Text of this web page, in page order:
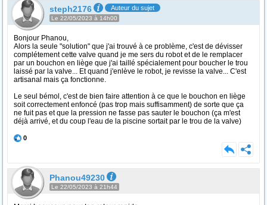
steph2176 Auteur du sujet
Le 22/05/2023 à 14h00
Bonjour Phanou,
Alors la seule "solution" que j'ai trouvé à ce problème, c'est de dévisser
complétement cette valve quand je me sers du robot et de le remplacer
par un bouchon en liège que j'ai taillé spécialement pour boucher le trou
laissé par la valve... Et quand j'enlève le robot, je revisse la valve... C'est
artisanal mais ça fonctionne.
Le seul bémol, c'est de bien faire attention à ce que le bouchon en liège
soit correctement enfoncé (pas trop mais suffisamment) de sorte que ça
ne fuit pas et que la pression ne fasse pas sauter le bouchon (ça m'est
déjà arrivé, et du coup l'eau de la piscine sortait par le trou de la valve)
0
Phanou49230
Le 22/05/2023 à 21h44